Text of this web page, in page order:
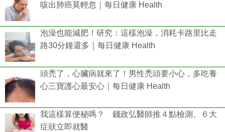
咳出肺癌莫輕忽｜每日健康 Health
泡澡也能減肥！研究：這樣泡澡，消耗卡路里比走
路30分鐘還多｜每日健康 Health
頭禿了，心臟病就來了！男性禿頭要小心，多吃養
心三寶護心最安心｜每日健康 Health
我這樣算便秘嗎？ 錢政弘醫師推４點檢測、６大
症狀立即就醫